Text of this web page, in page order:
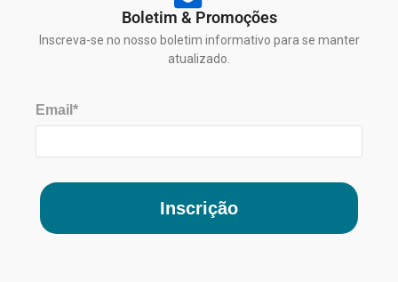
Boletim & Promoções
Inscreva-se no nosso boletim informativo para se manter
atualizado.
Email*
Inscrição